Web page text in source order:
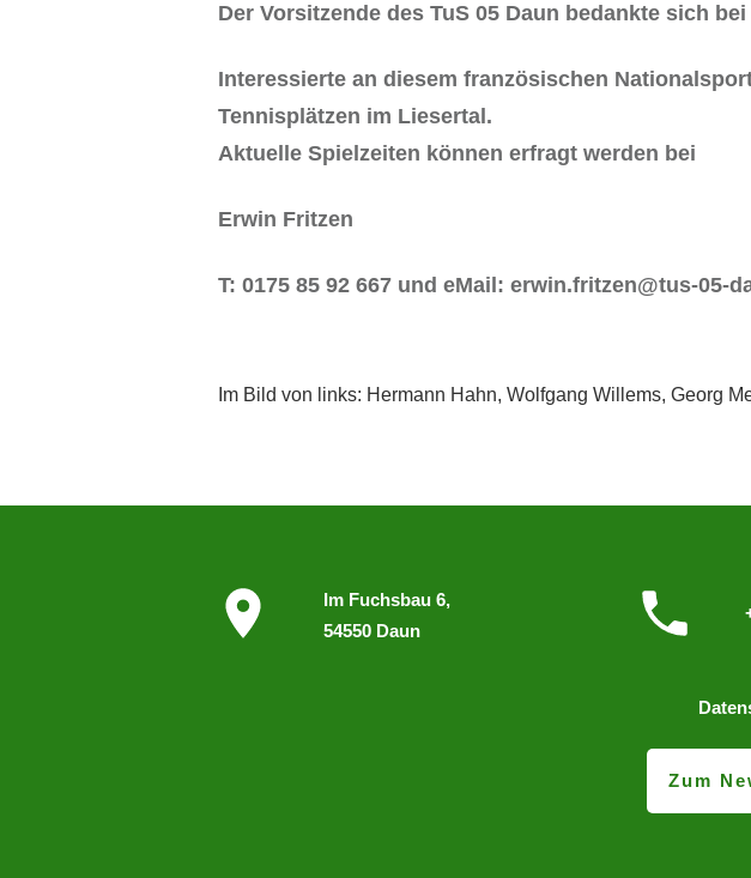
Der Vorsitzende des TuS 05 Daun bedankte sich
Interessierte an diesem französischen
Tennisplätzen im Liesertal.
Aktuelle Spielzeiten können erfragt werden bei
Erwin Fritzen
T: 0175 85 92 667 und eMail: erwin.fritzen@tus-05-
Im Bild von links: Hermann Hahn, Wolfgang Willems, Georg
Im Fuchsbau 6,
54550 Daun
Zum